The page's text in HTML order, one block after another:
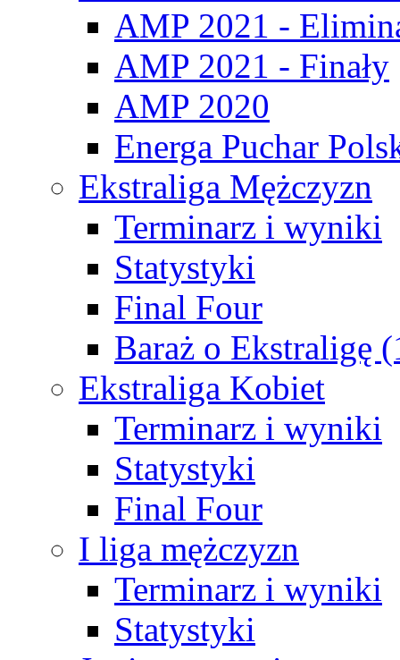
AMP 2021 -
AMP 2021 - Finały
AMP 2020
Energa Puchar
Ekstraliga Mężczyzn
Terminarz i wyniki
Statystyki
Final Four
Baraż o Ekstraligę
Ekstraliga Kobiet
Terminarz i wyniki
Statystyki
Final Four
I liga mężczyzn
Terminarz i wyniki
Statystyki